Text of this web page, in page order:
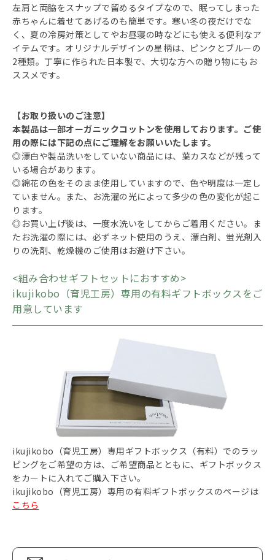
左肩と両脇をスナップで留めるタイプなので、眠ってしまった
赤ちゃんに着せてあげるのも簡単です。寒い冬の夜だけでな
く、夏の冷房対策としてやお昼寝の時などにも使える便利なア
イテムです。オリジナルデザインの星柄は、ピンクとブルーの
2種類。丁寧に作られた日本製で、大切な方への贈り物にもお
ススメです。
【お取り扱いのご注意】
本製品は一部オーガニックコットンを使用しております。ご使
用の際には下記の点にご理解をお願いいたします。
◎漂白や製品洗いをしていない商品には、葉カスなどが残って
いる場合があります。
◎綿花の色をそのまま使用していますので、色や明度は一定し
ていません。また、お洗濯の光によって多少の色の変化が起こ
ります。
◎お買い上げ後は、一度水洗いをしてからご着用ください。ま
たお洗濯の際には、必ずネット使用のうえ、漂白剤、蛍光剤入
りの洗剤、乾燥機のご使用はお避け下さい。
<組み合わせギフトセットにおすすめ>
ikujikobo（育児工房）専用の有料ギフトボックスをご
用意しています
ikujikobo（育児工房）専用ギフトボックス（有料）でのラッ
ピングをご希望の方は、ご希望商品とともに、ギフトボックス
をカートに入れてご購入下さい。
ikujikobo（育児工房）専用の有料ギフトボックスのページは
こちら